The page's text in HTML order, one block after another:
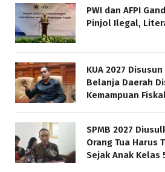
PWI dan AFPI
Pinjol Ilegal,
KUA 2027
Belanja Daerah
Kemampuan
SPMB 2027
Orang Tua Harus
Sejak Anak Kelas